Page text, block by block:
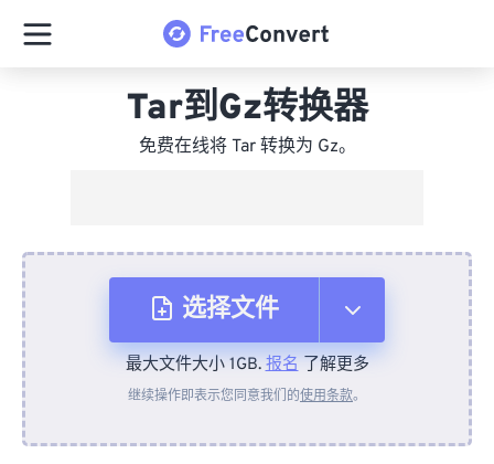
Tar到Gz转换器
免费在线将 Tar 转换为 Gz。
选择文件
从设备
最大文件大小 1GB.报名了解更多
继续操作即表示您同意我们的使用条款。